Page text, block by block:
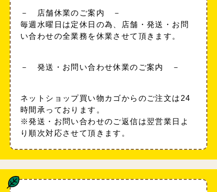
－ 店舗休業のご案内 －
毎週水曜日は定休日の為、店舗・発送・お問
い合わせの全業務を休業させて頂きます。
－ 発送・お問い合わせ休業のご案内 －
ネットショップ買い物カゴからのご注文は24
時間承っております。
※発送・お問い合わせのご返信は翌営業日よ
り順次対応させて頂きます。